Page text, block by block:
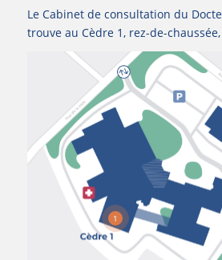
Le Cabinet de consultation du
trouve au Cèdre 1, rez-de-
1